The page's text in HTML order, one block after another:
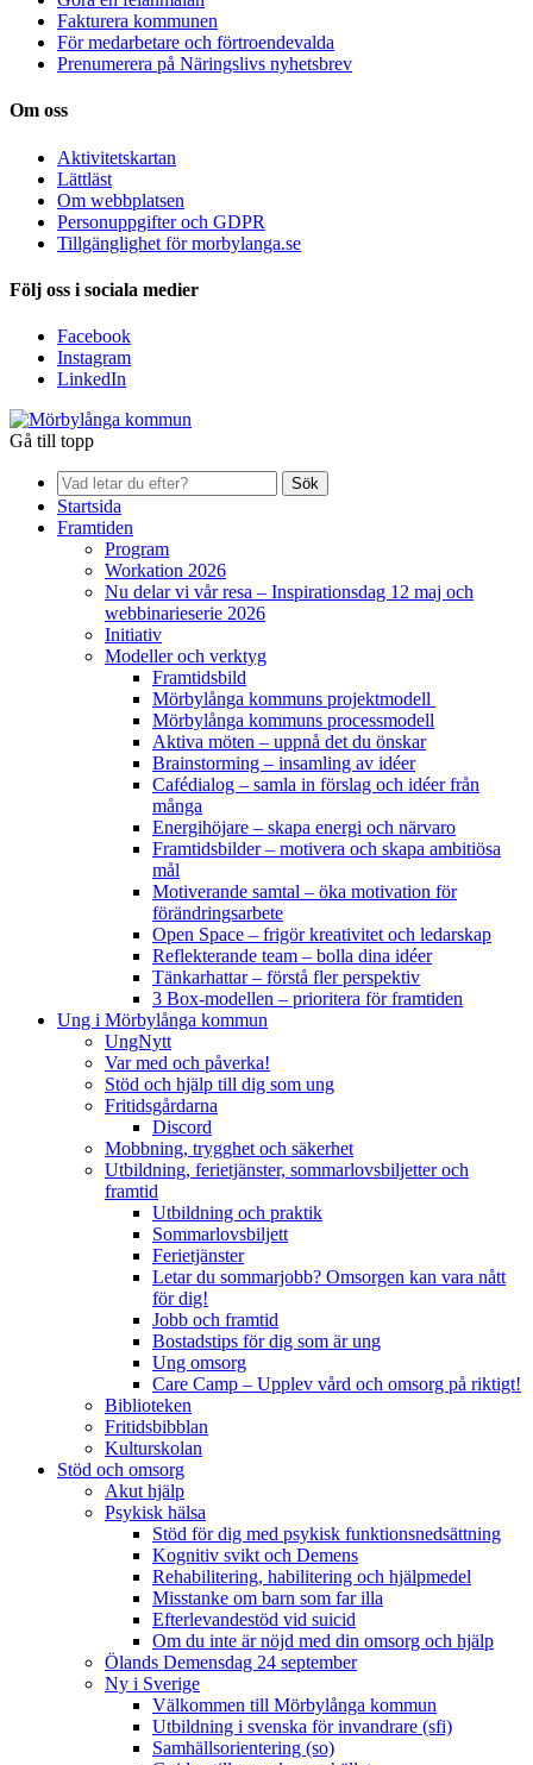
Fakturera kommunen
För medarbetare och förtroendevalda
Prenumerera på Näringslivs nyhetsbrev
Om oss
Aktivitetskartan
Lättläst
Om webbplatsen
Personuppgifter och GDPR
Tillgänglighet för morbylanga.se
Följ oss i sociala medier
Facebook
Instagram
LinkedIn
Gå till topp
Sök
Startsida
Framtiden
Program
Workation 2026
Nu delar vi vår resa – Inspirationsdag 12 maj och
webbinarieserie 2026
Initiativ
Modeller och verktyg
Framtidsbild
Mörbylånga kommuns projektmodell
Mörbylånga kommuns processmodell
Aktiva möten – uppnå det du önskar
Brainstorming – insamling av idéer
Cafédialog – samla in förslag och idéer från
många
Energihöjare – skapa energi och närvaro
Framtidsbilder – motivera och skapa ambitiösa
mål
Motiverande samtal – öka motivation för
förändringsarbete
Open Space – frigör kreativitet och ledarskap
Reflekterande team – bolla dina idéer
Tänkarhattar – förstå fler perspektiv
3 Box-modellen – prioritera för framtiden
Ung i Mörbylånga kommun
UngNytt
Var med och påverka!
Stöd och hjälp till dig som ung
Fritidsgårdarna
Discord
Mobbning, trygghet och säkerhet
Utbildning, ferietjänster, sommarlovsbiljetter och
framtid
Utbildning och praktik
Sommarlovsbiljett
Ferietjänster
Letar du sommarjobb? Omsorgen kan vara nått
för dig!
Jobb och framtid
Bostadstips för dig som är ung
Ung omsorg
Care Camp – Upplev vård och omsorg på riktigt!
Biblioteken
Fritidsbibblan
Kulturskolan
Stöd och omsorg
Akut hjälp
Psykisk hälsa
Stöd för dig med psykisk funktionsnedsättning
Kognitiv svikt och Demens
Rehabilitering, habilitering och hjälpmedel
Misstanke om barn som far illa
Efterlevandestöd vid suicid
Om du inte är nöjd med din omsorg och hjälp
Ölands Demensdag 24 september
Ny i Sverige
Välkommen till Mörbylånga kommun
Utbildning i svenska för invandrare (sfi)
Samhällsorientering (so)